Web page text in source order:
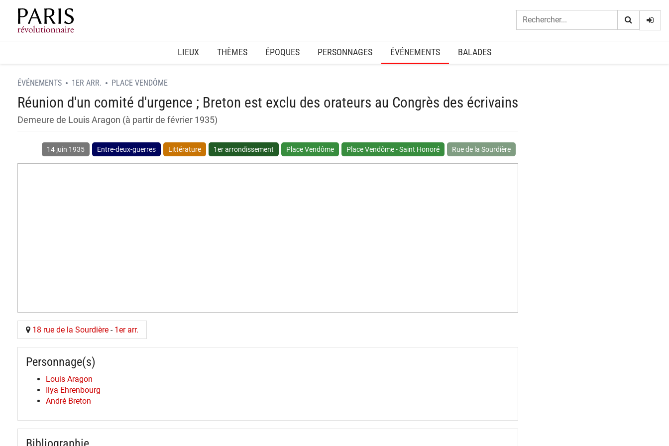
Home
LIEUX THÈMES ÉPOQUES PERSONNAGES ÉVÉNEMENTS BALADES
ÉVÉNEMENTS 1ER ARR. PLACE VENDÔME
Réunion d'un comité d'urgence ; Breton est exclu des orateurs au Congrès des écrivains
Demeure de Louis Aragon (à partir de février 1935)
14 juin 1935 Entre-deux-guerres Littérature 1er arrondissement Place Vendôme Place Vendôme - Saint Honoré Rue de la Sourdière
18 rue de la Sourdière - 1er arr.
Personnage(s)
Louis Aragon
Ilya Ehrenbourg
André Breton